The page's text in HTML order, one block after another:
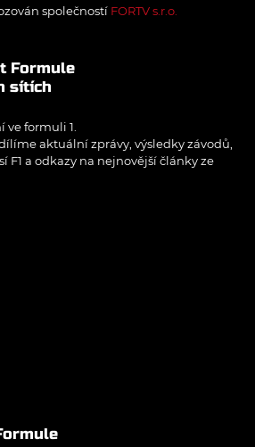
společností FORTV s.r.o.
Formule
sítích
ve formuli 1.
aktuální zprávy, výsledky závodů,
F1 a odkazy na nejnovější články ze